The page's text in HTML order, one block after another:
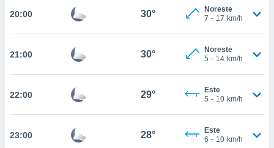
de
traten tus
interés
Para
20:00 30°
Noreste
7 - 17 km/h
21:00 30°
Noreste
5 - 14 km/h
22:00 29°
Este
5 - 10 km/h
23:00 28°
Este
6 - 10 km/h